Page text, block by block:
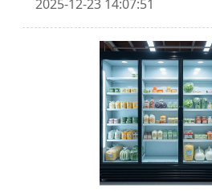
过程：脂肪细胞异常增生导致
炎症风暴；炎症因子持续攻击
系统，导致脂肪肝、胰岛素抵
提出科学阻断策略，包括精准
内脏脂肪面积≥100cm²或男性
≥80cm）、运动处方（每周
+2次抗阻训练）及药物干预方
2025-12-23 14:07:51